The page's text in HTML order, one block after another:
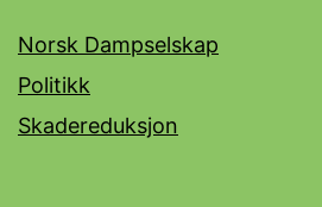
Norsk Dampselskap
Politikk
Skadereduksjon